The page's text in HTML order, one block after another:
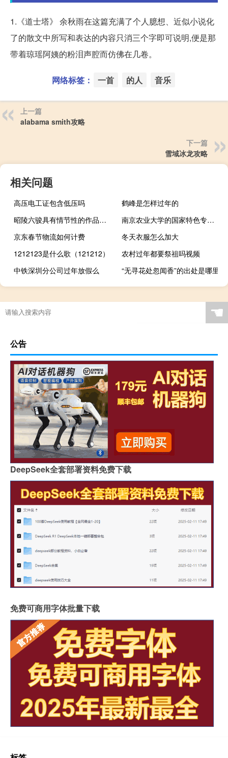
1.《道士塔》 余秋雨在这篇充满了个人臆想、近似小说化
了的散文中所写和表达的内容只消三个字即可说明,便是那
带着琼瑶阿姨的粉泪声腔而仿佛在几卷。
网络标签： 一首 的人 音乐
上一篇
alabama smith攻略
下一篇
雪域冰龙攻略
相关问题
高压电工证包含低压吗
鹤峰是怎样过年的
昭陵六骏具有情节性的作品是哪个（昭陵六骏具有情节）
南京农业大学的国家特色专业有哪些
京东春节物流如何计费
冬天衣服怎么加大
1212123是什么歌（121212）
农村过年都要祭祖吗视频
中铁深圳分公司过年放假么
“无寻花处忽闻香”的出处是哪里
☚
公告
DeepSeek全套部署资料免费下载
免费可商用字体批量下载